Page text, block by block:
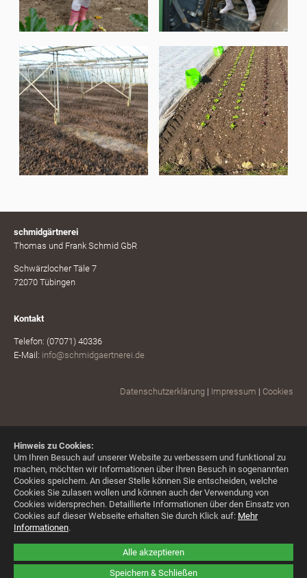
Alle akzeptieren
Speichern & Schließen
Hinweis zu Cookies:
Um Ihren Besuch auf unserer Website zu verbessern und funktional zu
machen, möchten wir Informationen über Ihren Besuch in sogenannten
Cookies speichern. An dieser Stelle können Sie entscheiden, welche
Cookies Sie zulasen wollen und können auch der Verwendung von
Cookies widersprechen. Detaillierte Informationen über den Einsatz von
Cookies auf dieser Webseite erhalten Sie durch Klick auf: Mehr
Informationen.
schmidgärtnerei
Thomas und Frank Schmid GbR
Schwärzlocher Täle 7
72070 Tübingen
Kontakt
Telefon: (07071) 40336
E-Mail: info@schmidgaertnerei.de
Datenschutzerklärung | Impressum | Cookies